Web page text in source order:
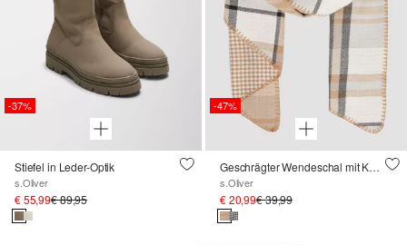
-37%
Stiefel in Leder-Optik
s.Oliver
€ 55,99€ 89,95
-47%
Geschrägter Wendeschal mit Karo- und Hahnentritt-Muster
s.Oliver
€ 20,99€ 39,99